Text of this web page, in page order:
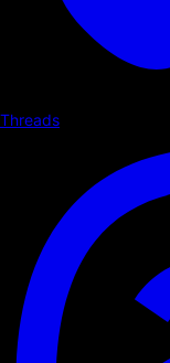
Threads